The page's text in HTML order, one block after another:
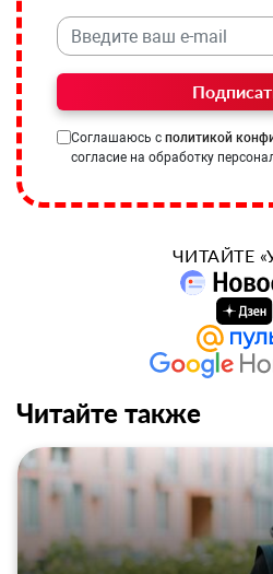
Соглашаюсь с политикой
согласие на обработку
ЧИТАЙТЕ
Читайте также